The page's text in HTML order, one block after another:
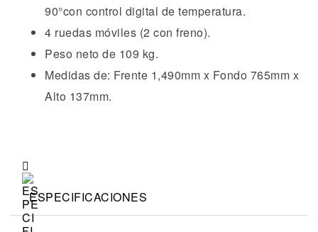
90°con control digital de temperatura.
4 ruedas móviles (2 con freno).
Peso neto de 109 kg.
Medidas de: Frente 1,490mm x Fondo 765mm x
Alto 137mm.
ESPECIFICACIONES